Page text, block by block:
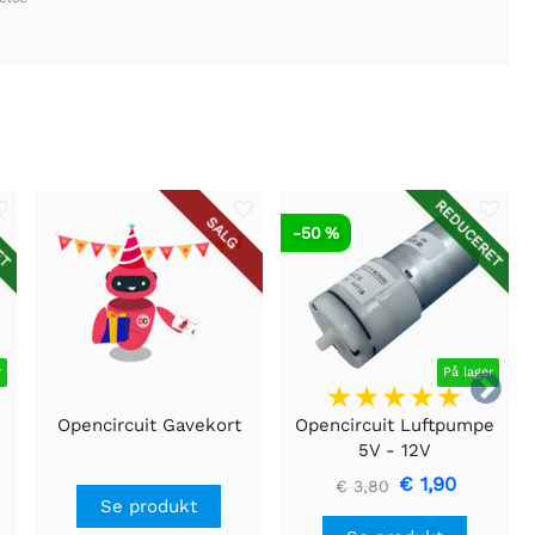

SALG
Opencircuit Gavekort
Se produkt
REDUCERET
På lager
-50 %
Opencircuit Luftpumpe
5V - 12V
€ 3,80 € 1,90